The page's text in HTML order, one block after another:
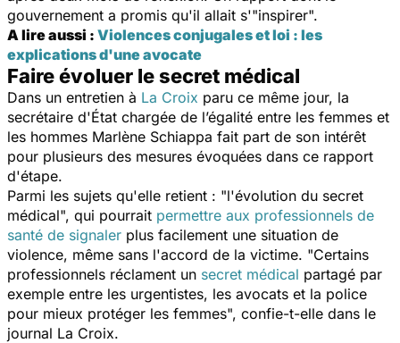
gouvernement a promis qu'il allait s'"inspirer".
A lire aussi : Violences conjugales et loi : les
explications d'une avocate
Faire évoluer le secret médical
Dans un entretien à La Croix paru ce même jour, la
secrétaire d'État chargée de l’égalité entre les femmes et
les hommes Marlène Schiappa fait part de son intérêt
pour plusieurs des mesures évoquées dans ce rapport
d'étape.
Parmi les sujets qu'elle retient : "l'évolution du secret
médical", qui pourrait permettre aux professionnels de
santé de signaler plus facilement une situation de
violence, même sans l'accord de la victime. "Certains
professionnels réclament un secret médical partagé par
exemple entre les urgentistes, les avocats et la police
pour mieux protéger les femmes", confie-t-elle dans le
journal La Croix.